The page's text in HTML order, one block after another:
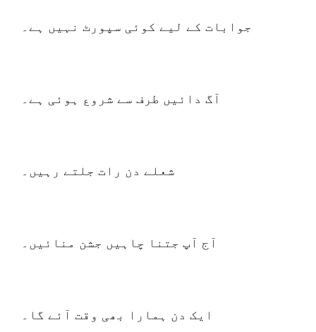
جوابات کے لیے کوئی سپورٹ نہیں ہے۔
آگ دائیں طرف سے شروع ہوئی ہے۔
شعلے دن رات جلتے رہیں۔
آج آپ جتنا چاہیں جشن منائیں۔
ایک دن ہمارا بھی وقت آئے گا۔